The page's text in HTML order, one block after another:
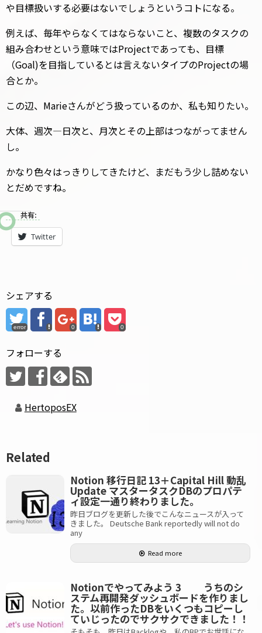
や目標扱いする必要はないでしょうというコトになる。
例えば、毎年やらなくてはならないこと、複数のタスクの
組み合わせという意味ではProjectであっても、目標
（Goal)を目指しているとは言えないタイプのProjectの場
合とか。
この辺、Marieさんがどう扱っているのか、私も知りたい。
大体、週次―日次と、月次とその上部はつながってません
し。
かなり色々はっきりしてきたけど、まだもう少し詰めない
とだめですね。
共有:
Twitter
シェアする
error 0 0
フォローする
HertoposEX
Related
Notion 移行日記 13＋Capital Hill 動乱
Update マスタータスクDBのプロパテ
ィ設定一通り終わりました。
昨日ブログを更新した後でこんなニュースが入って
きました。 Deutsche Bank reportedly will not do
any
Read more
Notionでやってみよう 3 うちのシ
ステム再開発ダッシュボードを作りまし
た。以前作ったDBをいくつもコピーし
ていじったのでサクサクできました！！